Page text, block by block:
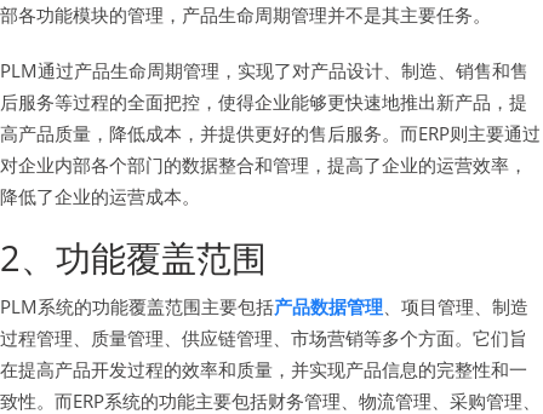
部各功能模块的管理，产品生命周期管理并不是其主要任务。
PLM通过产品生命周期管理，实现了对产品设计、制造、销售和售
后服务等过程的全面把控，使得企业能够更快速地推出新产品，提
高产品质量，降低成本，并提供更好的售后服务。而ERP则主要通过
对企业内部各个部门的数据整合和管理，提高了企业的运营效率，
降低了企业的运营成本。
2、功能覆盖范围
PLM系统的功能覆盖范围主要包括产品数据管理 、项目管理、制造
过程管理、质量管理、供应链管理、市场营销等多个方面。它们旨
在提高产品开发过程的效率和质量，并实现产品信息的完整性和一
致性。而ERP系统的功能主要包括财务管理、物流管理、采购管理、